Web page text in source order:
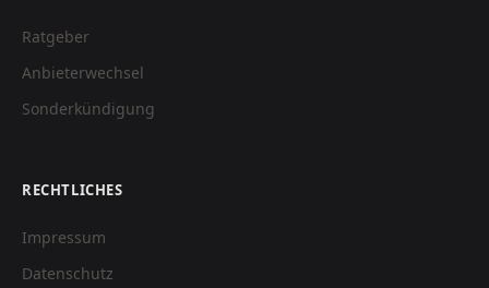
Ratgeber
Anbieterwechsel
Sonderkündigung
RECHTLICHES
Impressum
Datenschutz